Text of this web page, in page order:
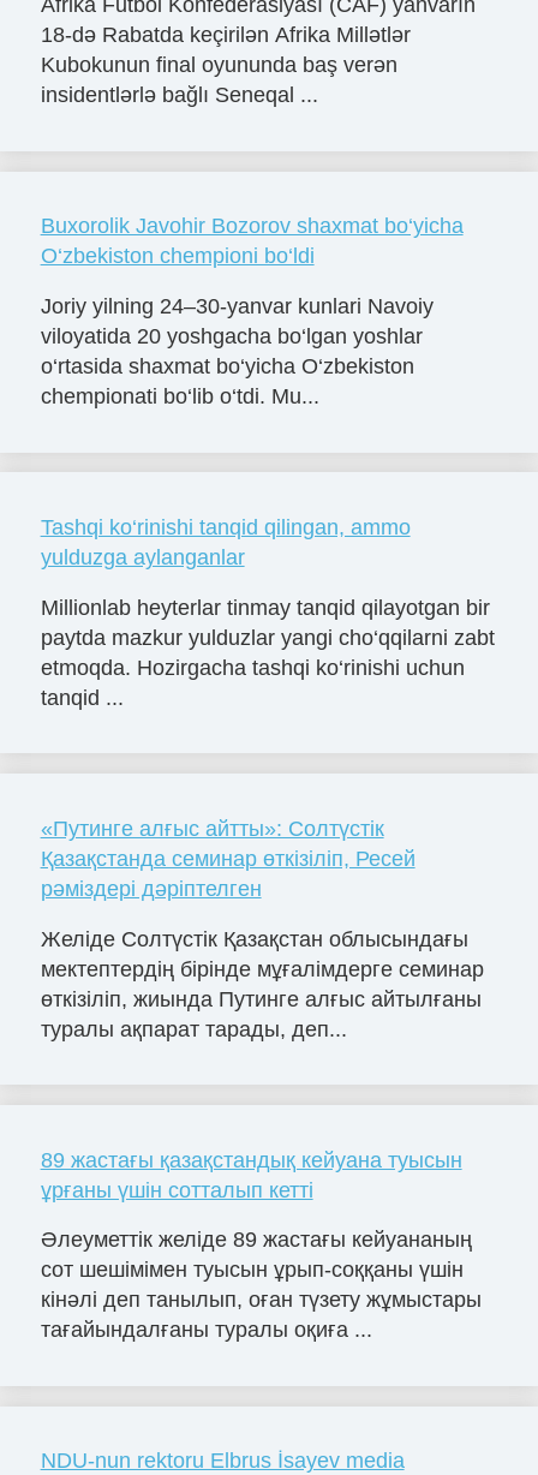
Afrika Futbol Konfederasiyası (CAF) yanvarın
18-də Rabatda keçirilən Afrika Millətlər
Kubokunun final oyununda baş verən
insidentlərlə bağlı Seneqal ...
Buxorolik Javohir Bozorov shaxmat bo‘yicha
O‘zbekiston chempioni bo‘ldi
Joriy yilning 24–30-yanvar kunlari Navoiy
viloyatida 20 yoshgacha bo‘lgan yoshlar
o‘rtasida shaxmat bo‘yicha O‘zbekiston
chempionati bo‘lib o‘tdi. Mu...
Tashqi ko‘rinishi tanqid qilingan, ammo
yulduzga aylanganlar
Millionlab heyterlar tinmay tanqid qilayotgan bir
paytda mazkur yulduzlar yangi cho‘qqilarni zabt
etmoqda. Hozirgacha tashqi ko‘rinishi uchun
tanqid ...
«Путинге алғыс айтты»: Солтүстік
Қазақстанда семинар өткізіліп, Ресей
рәміздері дәріптелген
Желіде Солтүстік Қазақстан облысындағы
мектептердің бірінде мұғалімдерге семинар
өткізіліп, жиында Путинге алғыс айтылғаны
туралы ақпарат тарады, деп...
89 жастағы қазақстандық кейуана туысын
ұрғаны үшін сотталып кетті
Әлеуметтік желіде 89 жастағы кейуананың
сот шешімімен туысын ұрып-соққаны үшін
кінәлі деп танылып, оған түзету жұмыстары
тағайындалғаны туралы оқиға ...
NDU-nun rektoru Elbrus İsayev media